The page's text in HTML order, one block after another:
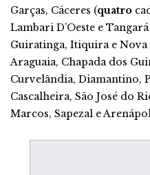
Garças, Cáceres (quatro
Lambari D’Oeste e
Guiratinga, Itiquira e Nova
Araguaia, Chapada dos
Curvelândia, Diamantino,
Cascalheira, São José do
Marcos, Sapezal e